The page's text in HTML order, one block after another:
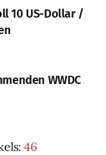
10 US-Dollar /
WWDC
46